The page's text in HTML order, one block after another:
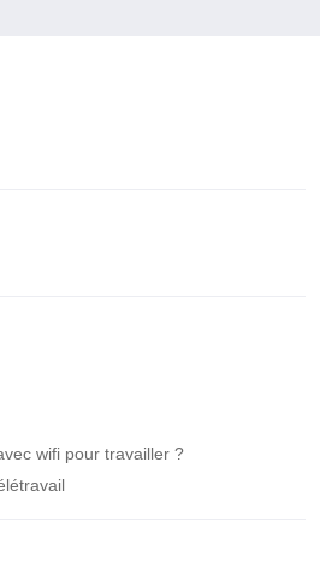
wifi pour travailler ?